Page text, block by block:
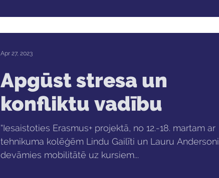
Apgūst stresa un
konfliktu vadību
“Iesaistoties Erasmus+ projektā, no 12.-18. martam ar
tehnikuma kolēģēm Lindu Gailīti un Lauru Andersoni
devāmies mobilitātē uz kursiem...
Apr 27, 2023